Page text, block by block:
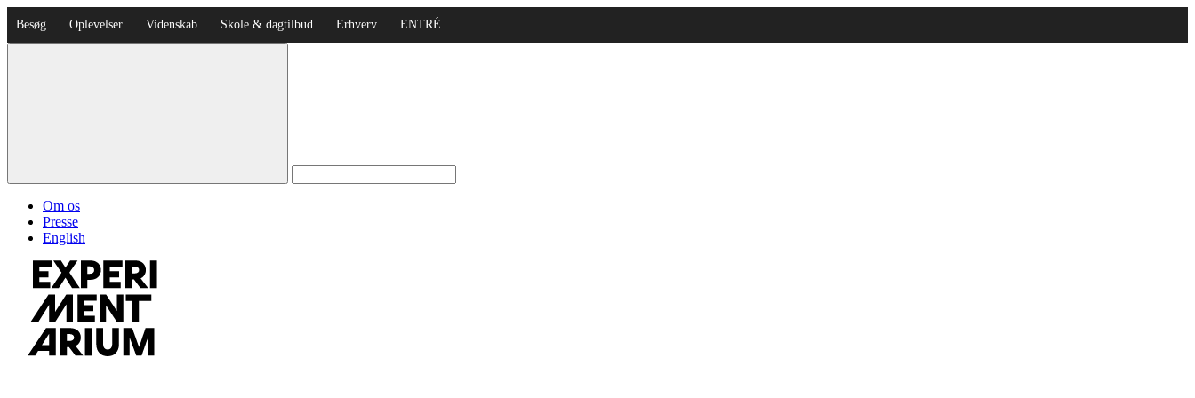
Besøg Oplevelser Videnskab Skole & dagtilbud Erhverv ENTRÉ
Om os
Presse
English